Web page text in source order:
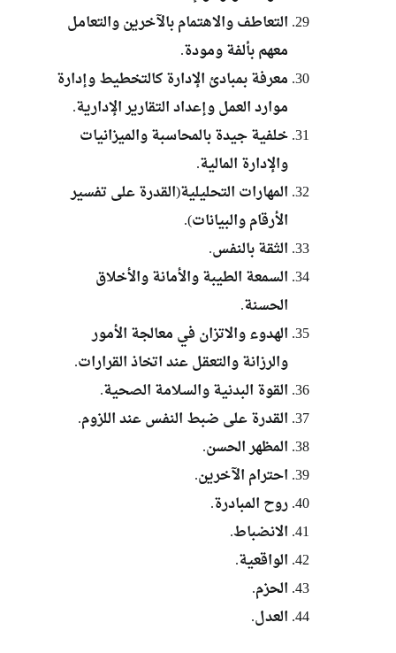
التعاطف والاهتمام بالآخرين والتعامل
معهم بألفة ومودة.
معرفة بمبادئ الإدارة كالتخطيط وإدارة
موارد العمل وإعداد التقارير الإدارية.
خلفية جيدة بالمحاسبة والميزانيات
والإدارة المالية.
المهارات التحليلية(القدرة على تفسير
الأرقام والبيانات).
الثقة بالنفس.
السمعة الطيبة والأمانة والأخلاق
الحسنة.
الهدوء والاتزان في معالجة الأمور
والرزانة والتعقل عند اتخاذ القرارات.
القوة البدنية والسلامة الصحية.
القدرة على ضبط النفس عند اللزوم.
المظهر الحسن.
احترام الآخرين.
روح المبادرة.
الانضباط.
الواقعية.
الحزم.
العدل.